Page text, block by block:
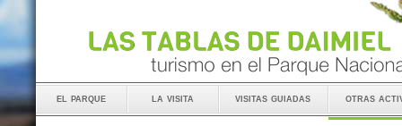
el parque la visita visitas guiadas otras